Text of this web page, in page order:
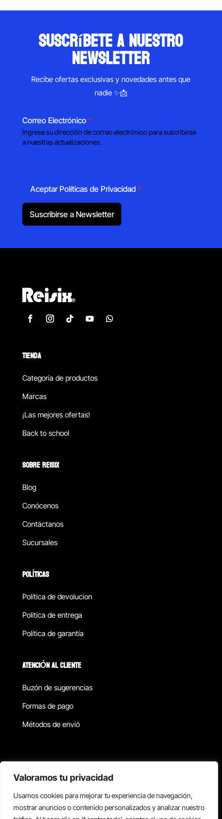
Valoramos tu privacidad
Usamos cookies para mejorar tu experiencia de navegación,
mostrar anuncios o contenido personalizados y analizar nuestro
suscríbete a nuestro
newsletter
Recibe ofertas exclusivas y novedades antes que
nadie ✨📩
Correo Electrónico *
Ingrese su dirección de correo electrónico para suscribirse
a nuestras actualizaciones.
Aceptar Políticas de Privacidad *
Suscribirse a Newsletter
TIENDA
Categoría de productos
Marcas
¡Las mejores ofertas!
Back to school
SOBRE REISIX
Blog
Conócenos
Contáctanos
Sucursales
POLÍTICAS
Política de devolucion
Política de entrega
Política de garantía
ATENCIÓN AL CLIENTE
Buzón de sugerencias
Formas de pago
Métodos de envió
Copyright © 2026 Reisix. Todos los derechos reservados.